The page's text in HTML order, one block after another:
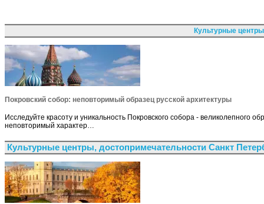
Культурные
Покровский собор: неповторимый образец русской архитектуры
Исследуйте красоту и уникальность Покровского собора - великолепного
неповторимый характер…
Культурные центры, достопримечательности Санкт